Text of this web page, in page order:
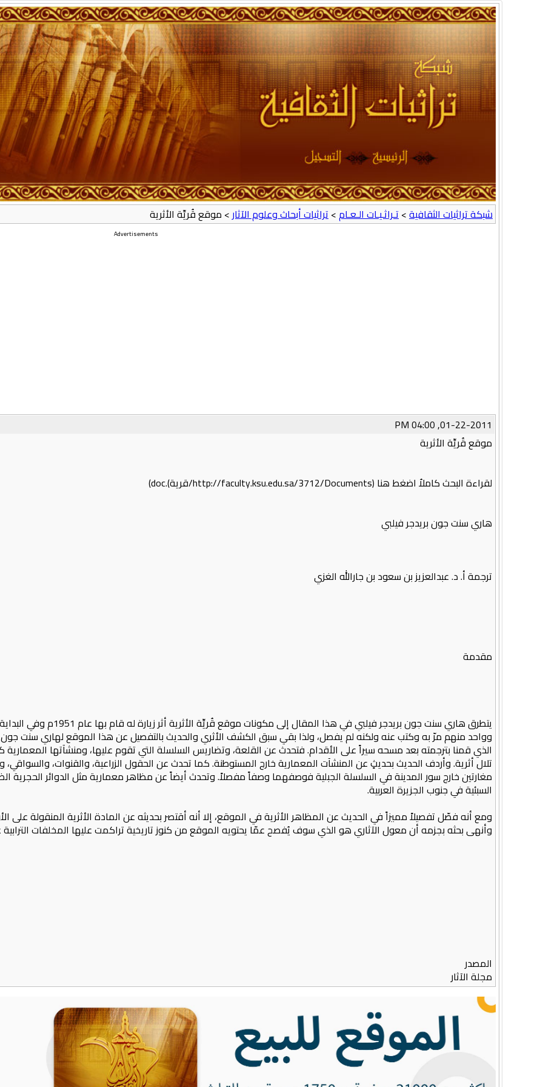
شبكة تراثيات الثقافية>تـراثـيـات الـعـام>تراثيات أبحاث وعلوم الآثار > موقع قُريِّة الأثرية
Advertisements
01-22-2011, 04:00 PM
موقع قُريِّة الأثرية
لقراءة البحث كاملاُ اضغط هنا (http://faculty.ksu.edu.sa/3712/Documents/قرية).doc)
هاري سنت جون بريدجر فيلبي
ترجمة أ. د. عبدالعزيز بن سعود بن جارالله الغزي
مقدمة
يتطرق هاري سنت جون بريدجر
وواحد منهم مرّ به وكتب عنه ولكنه لم يفصل، ولذا بقي سبق الكشف الأثري والحديث بالتفصيل عن هذا الموقع لهاري سنت
الذي قمنا بترجمته بعد مسحه سيراً على الأقدام. فتحدث عن القلعة، وتضاريس السلسلة التي تقوم عليها، ومنشآتها
تلال أثرية. وأردف الحديث بحديثٍ عن المنشآت المعمارية خارج المستوطنة. كما تحدث عن الحقول الزراعية، والقنوات، والسواقي،
مغارتين خارج سور المدينة في السلسلة الجبلية فوصفهما وصفاً مفصلاً. وتحدث أيضاً عن مظاهر معمارية مثل الدوائر الحجرية
السبئية في جنوب الجزيرة العربية.
ومع أنه فصّل تفصيلاً مميزاً في الحديث عن المظاهر الأثرية في الموقع، إلا أنه أقتصر بحديثه عن المادة الأثرية المنقولة على
وأنهى بحثه بجزمه أن معول الآثاري هو الذي سوف يُفصح عمّا يحتويه الموقع من كنوز تاريخية تراكمت عليها المخلفات الترابية
المصدر
مجلة الآثار